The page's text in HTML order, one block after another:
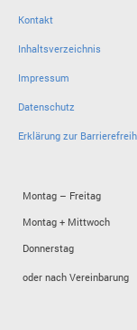
Kontakt
Inhaltsverzeichnis
Impressum
Datenschutz
Erklärung zur
Montag – Freitag
Montag + Mittwoch
Donnerstag
oder nach Vereinbarung